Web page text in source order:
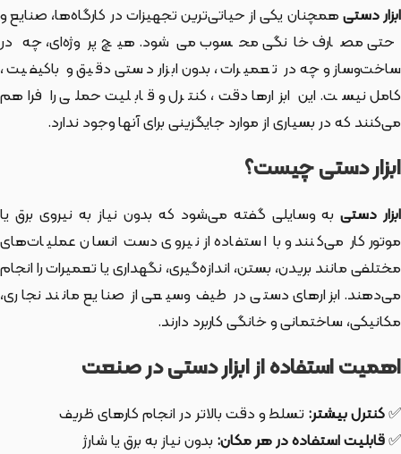
ابزار دستیهمچنان یکی از حیاتی‌ترین تجهیزات در کارگاه‌ها، صنایع و
حتی مصارف خانگی محسوب می‌شود. هیچ پروژه‌ای، چه در
ساخت‌وساز و چه در تعمیرات، بدون ابزار دستی دقیق و باکیفیت،
کامل نیست. این ابزارها دقت، کنترل و قابلیت حملی را فراهم
می‌کنند که در بسیاری از موارد جایگزینی برای آنها وجود ندارد.
ابزار دستی چیست؟
ابزار دستیبه وسایلی گفته می‌شود که بدون نیاز به نیروی برق یا
موتور کار می‌کنند و با استفاده از نیروی دست انسان عملیات‌های
مختلفی مانند بریدن، بستن، اندازه‌گیری، نگهداری یا تعمیرات را انجام
می‌دهند. ابزارهای دستی در طیف وسیعی از صنایع مانند نجاری،
مکانیکی، ساختمانی و خانگی کاربرد دارند.
اهمیت استفاده از ابزار دستی در صنعت
✅کنترل بیشتر: تسلط و دقت بالاتر در انجام کارهای ظریف
✅قابلیت استفاده در هر مکان: بدون نیاز به برق یا شارژ